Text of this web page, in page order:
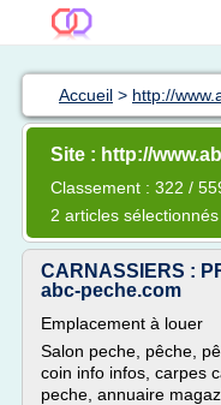
Accueil > http://
Site : http://
Classement : 322 /
2 articles sélectionnés
CARNASSIERS :
abc-peche.com
Emplacement à louer
Salon peche, pêche,
coin info infos, carpes
peche, annuaire